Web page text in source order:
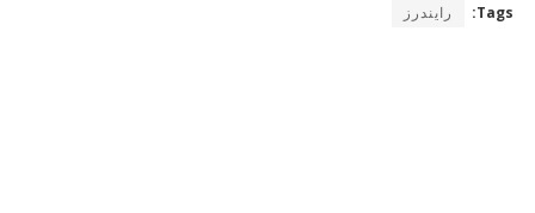
Tags: رايندرز